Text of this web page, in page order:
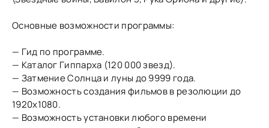
Основные возможности программы:
— Гид по программе.
— Каталог Гиппарха (120 000 звезд).
— Затмение Солнца и луны до 9999 года.
— Возможность создания фильмов в резолюции до
1920х1080.
— Возможность установки любого времени